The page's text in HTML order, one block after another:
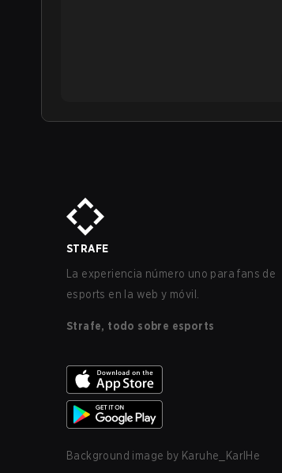
STRAFE
La experiencia número uno para fans de
esports en la web y móvil.
Strafe, todo sobre esports
Background image by Karuhe_KarlHe